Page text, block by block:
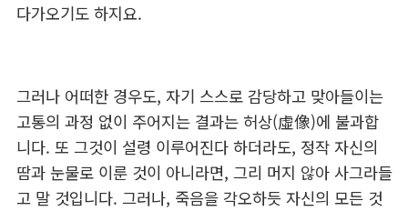
다가오기도 하지요.
그러나 어떠한 경우도, 자기 스스로 감당하고 맞아들이는
고통의 과정 없이 주어지는 결과는 허상(虛像)에 불과합
니다. 또 그것이 설령 이루어진다 하더라도, 정작 자신의
땀과 눈물로 이룬 것이 아니라면, 그리 머지 않아 사그라들
고 말 것입니다. 그러나, 죽음을 각오하듯 자신의 모든 것